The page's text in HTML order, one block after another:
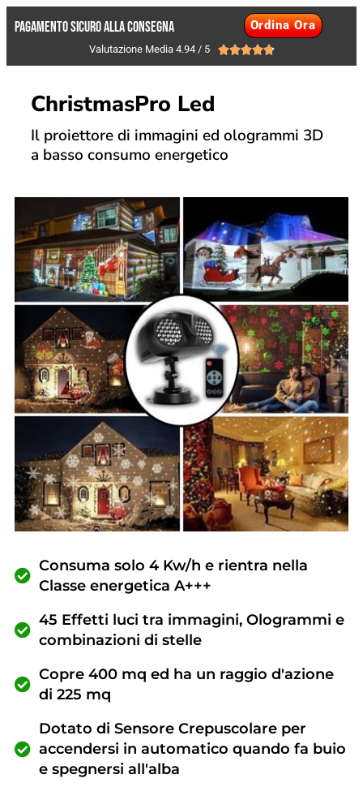
PAGAMENTO SICURO ALLA CONSEGNA Ordina Ora
Valutazione Media 4.94 / 5 
ChristmasPro Led
Il proiettore di immagini ed ologrammi 3D
a basso consumo energetico
Consuma solo 4 Kw/h e rientra nella
Classe energetica A+++
45 Effetti luci tra immagini, Ologrammi e
combinazioni di stelle
Copre 400 mq ed ha un raggio d'azione
di 225 mq
Dotato di Sensore Crepuscolare per
accendersi in automatico quando fa buio
e spegnersi all'alba